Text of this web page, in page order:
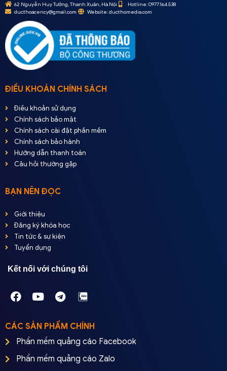
62 Nguyễn Huy Tưởng, Thanh Xuân, Hà Nội
Hotline: 0977.164.538
ducthoacency@gmail.com
Website: ducthomedia.com
ĐIỀU KHOẢN CHÍNH SÁCH
Điều khoản sử dụng
Chính sách bảo mật
Chính sách cài đặt phần mềm
Chính sách bảo hành
Hướng dẫn thanh toán
Câu hỏi thường gặp
BẠN NÊN ĐỌC
Giới thiệu
Đăng ký khóa học
Tin tức & sự kiện
Tuyển dụng
Kết nối với chúng tôi
CÁC SẢN PHẨM CHÍNH
Phần mềm quảng cáo Facebook
Phần mềm quảng cáo Zalo